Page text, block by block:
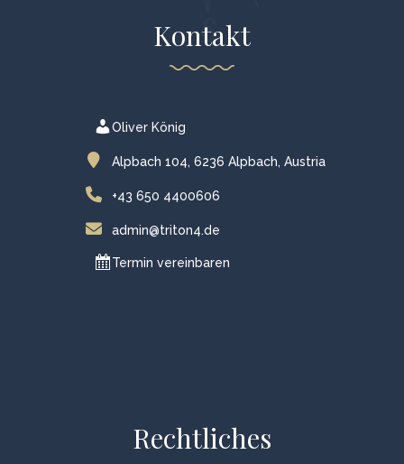
Kontakt
Oliver König
Alpbach 104, 6236 Alpbach, Austria
+43 650 4400606
admin@triton4.de
Termin vereinbaren
Rechtliches